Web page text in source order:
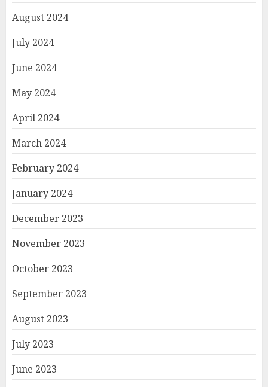
August 2024
July 2024
June 2024
May 2024
April 2024
March 2024
February 2024
January 2024
December 2023
November 2023
October 2023
September 2023
August 2023
July 2023
June 2023